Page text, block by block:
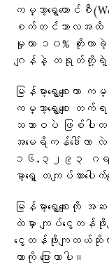
ကမ္ဘာ့ရွှေကောင်စီ
စက်တင်ဘာလအထိ
မှုဟာ ၁၀% တိုး
ဂျန်နဲ့ တရုတ်တို့ရဲ့
မြန်မာ့ရွှေစျေးဟာ
ကမ္ဘာ့ရွှေစျေး တ
သဘာဝပဲ ဖြစ်ပါတ
အမေရိကန်ဒေါ်လာ လဲ
၁၆.၃၂၉၃ ဂရမ်
မာ့ရွှေ တကျပ်သားပေ
မြန်မာ့ရွှေစျေ
ထဲမှာ ကျပ်ငွေတန်ဖို
ငွေတန်ဖိုးကျတယ်ဆို
တာကို ပြောတာပါ။